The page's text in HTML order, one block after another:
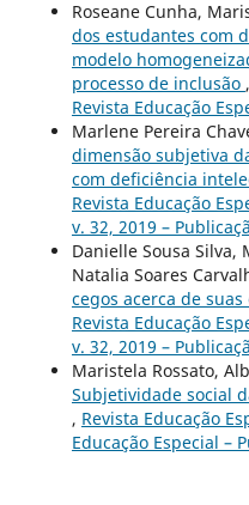
Roseane Cunha,
dos estudantes com
modelo
processo de inclusão ,
Revista Educação
Marlene Pereira
dimensão subjetiva
com deficiência
Revista Educação
v. 32, 2019 –
Danielle Sousa Silva,
Natalia Soares
cegos acerca de
Revista Educação
v. 32, 2019 –
Maristela Rossato,
Subjetividade social
, Revista Educação
Educação Especial –